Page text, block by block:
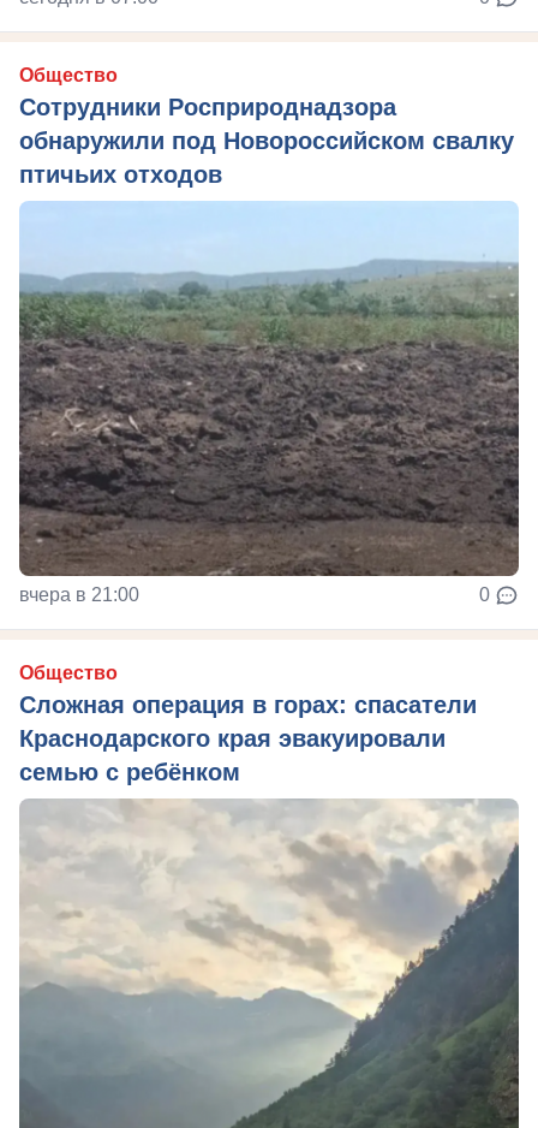
Общество
Сотрудники Росприроднадзора
обнаружили под Новороссийском свалку
птичьих отходов
вчера в 21:00 0
Общество
Сложная операция в горах: спасатели
Краснодарского края эвакуировали
семью с ребёнком